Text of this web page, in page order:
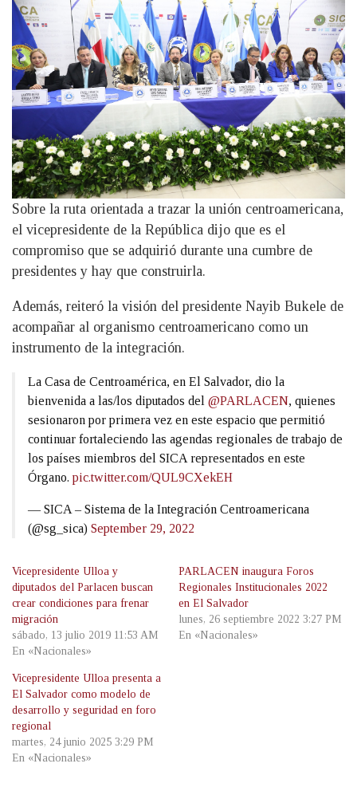
Sobre la ruta orientada a trazar la unión centroamericana,
el vicepresidente de la República dijo que es el
compromiso que se adquirió durante una cumbre de
presidentes y hay que construirla.
Además, reiteró la visión del presidente Nayib Bukele de
acompañar al organismo centroamericano como un
instrumento de la integración.
La Casa de Centroamérica, en El Salvador, dio la
bienvenida a las/los diputados del @PARLACEN, quienes
sesionaron por primera vez en este espacio que permitió
continuar fortaleciendo las agendas regionales de trabajo de
los países miembros del SICA representados en este
Órgano. pic.twitter.com/QUL9CXekEH
— SICA – Sistema de la Integración Centroamericana
(@sg_sica) September 29, 2022
Vicepresidente Ulloa y
diputados del Parlacen buscan
crear condiciones para frenar
migración
sábado, 13 julio 2019 11:53 AM
En «Nacionales»
PARLACEN inaugura Foros
Regionales Institucionales 2022
en El Salvador
lunes, 26 septiembre 2022 3:27 PM
En «Nacionales»
Vicepresidente Ulloa presenta a
El Salvador como modelo de
desarrollo y seguridad en foro
regional
martes, 24 junio 2025 3:29 PM
En «Nacionales»